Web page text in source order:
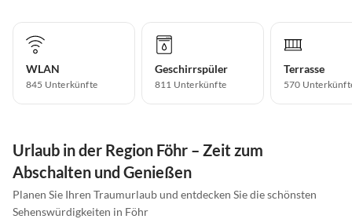
WLAN
845 Unterkünfte
Geschirrspüler
811 Unterkünfte
Terrasse
570
Urlaub in der Region Föhr – Zeit zum
Abschalten und Genießen
Planen Sie Ihren Traumurlaub und entdecken Sie die schönsten
Sehenswürdigkeiten in Föhr